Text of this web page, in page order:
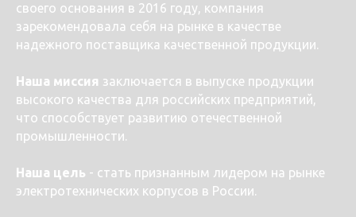
своего основания в 2016 году, компания
зарекомендовала себя на рынке в качестве
надежного поставщика качественной продукции.
Наша миссия заключается в выпуске продукции
высокого качества для российских предприятий,
что способствует развитию отечественной
промышленности.
Наша цель - стать признанным лидером на рынке
электротехнических корпусов в России.